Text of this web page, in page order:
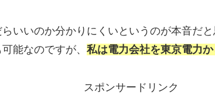
いいのか分かりにくいというのが本音だと
能なのですが、 私は電力会社を東京電力
スポンサードリンク